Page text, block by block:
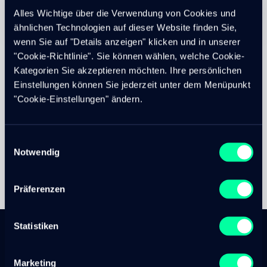
Alles Wichtige über die Verwendung von Cookies und
ähnlichen Technologien auf dieser Website finden Sie,
wenn Sie auf "Details anzeigen" klicken und in unserer
"Cookie-Richtlinie". Sie können wählen, welche Cookie-
Kategorien Sie akzeptieren möchten. Ihre persönlichen
Einstellungen können Sie jederzeit unter dem Menüpunkt
"Cookie-Einstellungen" ändern.
Notwendig
Präferenzen
Statistiken
Marketing
11. Jan 2022
14. Nov 2022
WEITERFÜHRENDE INFORMATIONEN
APIs – der Klebstoff für
die Digitalisierung